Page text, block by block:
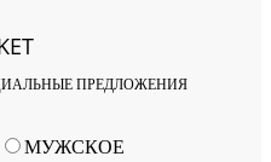
ПРЕДЛОЖЕНИЯ
МУЖСКОЕ